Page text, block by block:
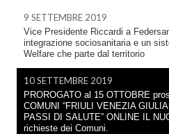
9 SETTEMBRE 2019
Vice Presidente Riccardi a
integrazione sociosanitaria e un
Welfare che parte dal territorio
10 SETTEMBRE 2019
PROROGATO al 15 OTTOBRE
COMUNI “FRIULI VENEZIA
PASSI DI SALUTE” ONLINE IL
richieste dei Comuni.